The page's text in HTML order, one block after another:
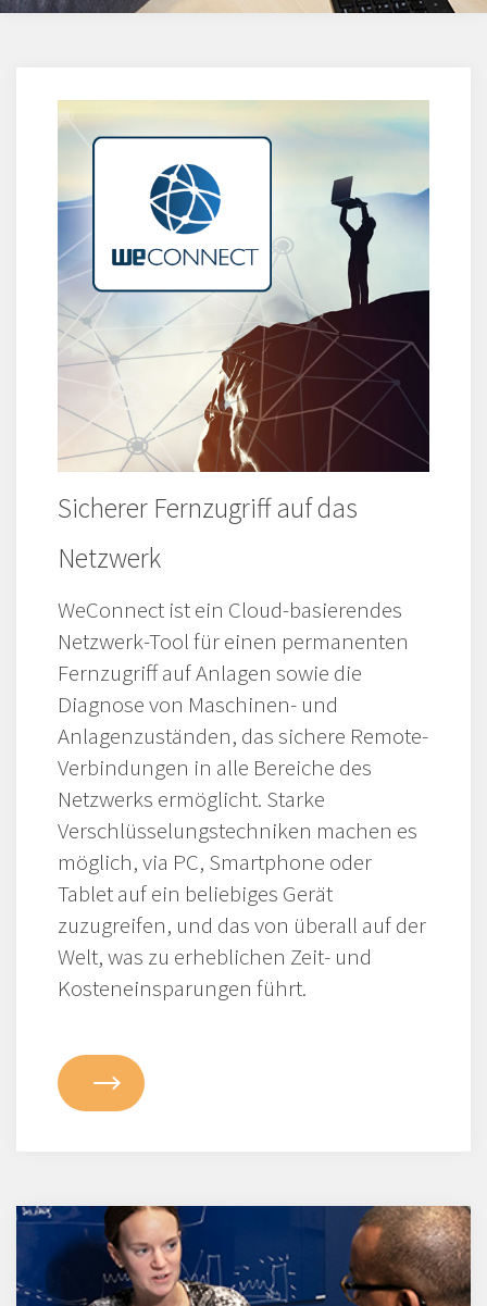
Sicherer Fernzugriff auf das
Netzwerk
WeConnect ist ein Cloud-basierendes
Netzwerk-Tool für einen permanenten
Fernzugriff auf Anlagen sowie die
Diagnose von Maschinen- und
Anlagenzuständen, das sichere Remote-
Verbindungen in alle Bereiche des
Netzwerks ermöglicht. Starke
Verschlüsselungstechniken machen es
möglich, via PC, Smartphone oder
Tablet auf ein beliebiges Gerät
zuzugreifen, und das von überall auf der
Welt, was zu erheblichen Zeit- und
Kosteneinsparungen führt.